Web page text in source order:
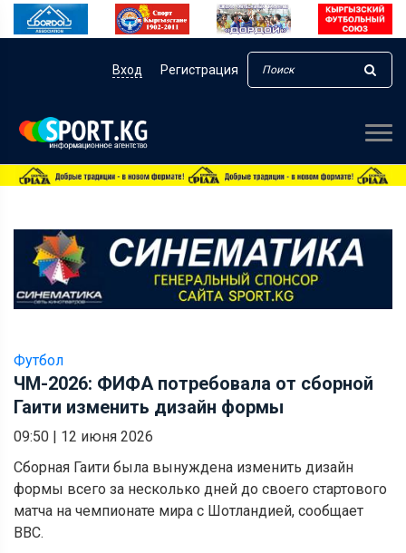
Вход Регистрация
Футбол
ЧМ-2026: ФИФА потребовала от сборной
Гаити изменить дизайн формы
09:50 | 12 июня 2026
Сборная Гаити была вынуждена изменить дизайн
формы всего за несколько дней до своего стартового
матча на чемпионате мира с Шотландией, сообщает
BBC.